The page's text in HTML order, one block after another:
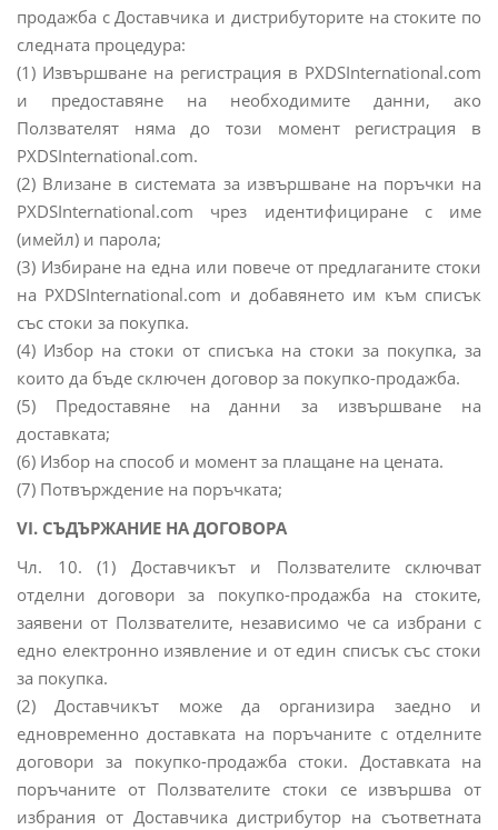
продажба с Доставчика и дистрибуторите на стоките по
следната процедура:
(1) Извършване на регистрация в PXDSInternational.com
и предоставяне на необходимите данни, ако
Ползвателят няма до този момент регистрация в
PXDSInternational.com.
(2) Влизане в системата за извършване на поръчки на
PXDSInternational.com чрез идентифициране с име
(имейл) и парола;
(3) Избиране на една или повече от предлаганите стоки
на PXDSInternational.com и добавянето им към списък
със стоки за покупка.
(4) Избор на стоки от списъка на стоки за покупка, за
които да бъде сключен договор за покупко-продажба.
(5) Предоставяне на данни за извършване на
доставката;
(6) Избор на способ и момент за плащане на цената.
(7) Потвърждение на поръчката;
VI. СЪДЪРЖАНИЕ НА ДОГОВОРА
Чл. 10. (1) Доставчикът и Ползвателите сключват
отделни договори за покупко-продажба на стоките,
заявени от Ползвателите, независимо че са избрани с
едно електронно изявление и от един списък със стоки
за покупка.
(2) Доставчикът може да организира заедно и
едновременно доставката на поръчаните с отделните
договори за покупко-продажба стоки. Доставката на
поръчаните от Ползвателите стоки се извършва от
избрания от Доставчика дистрибутор на съответната